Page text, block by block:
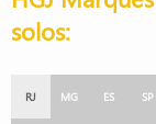
solos:
RJ MG ES SP